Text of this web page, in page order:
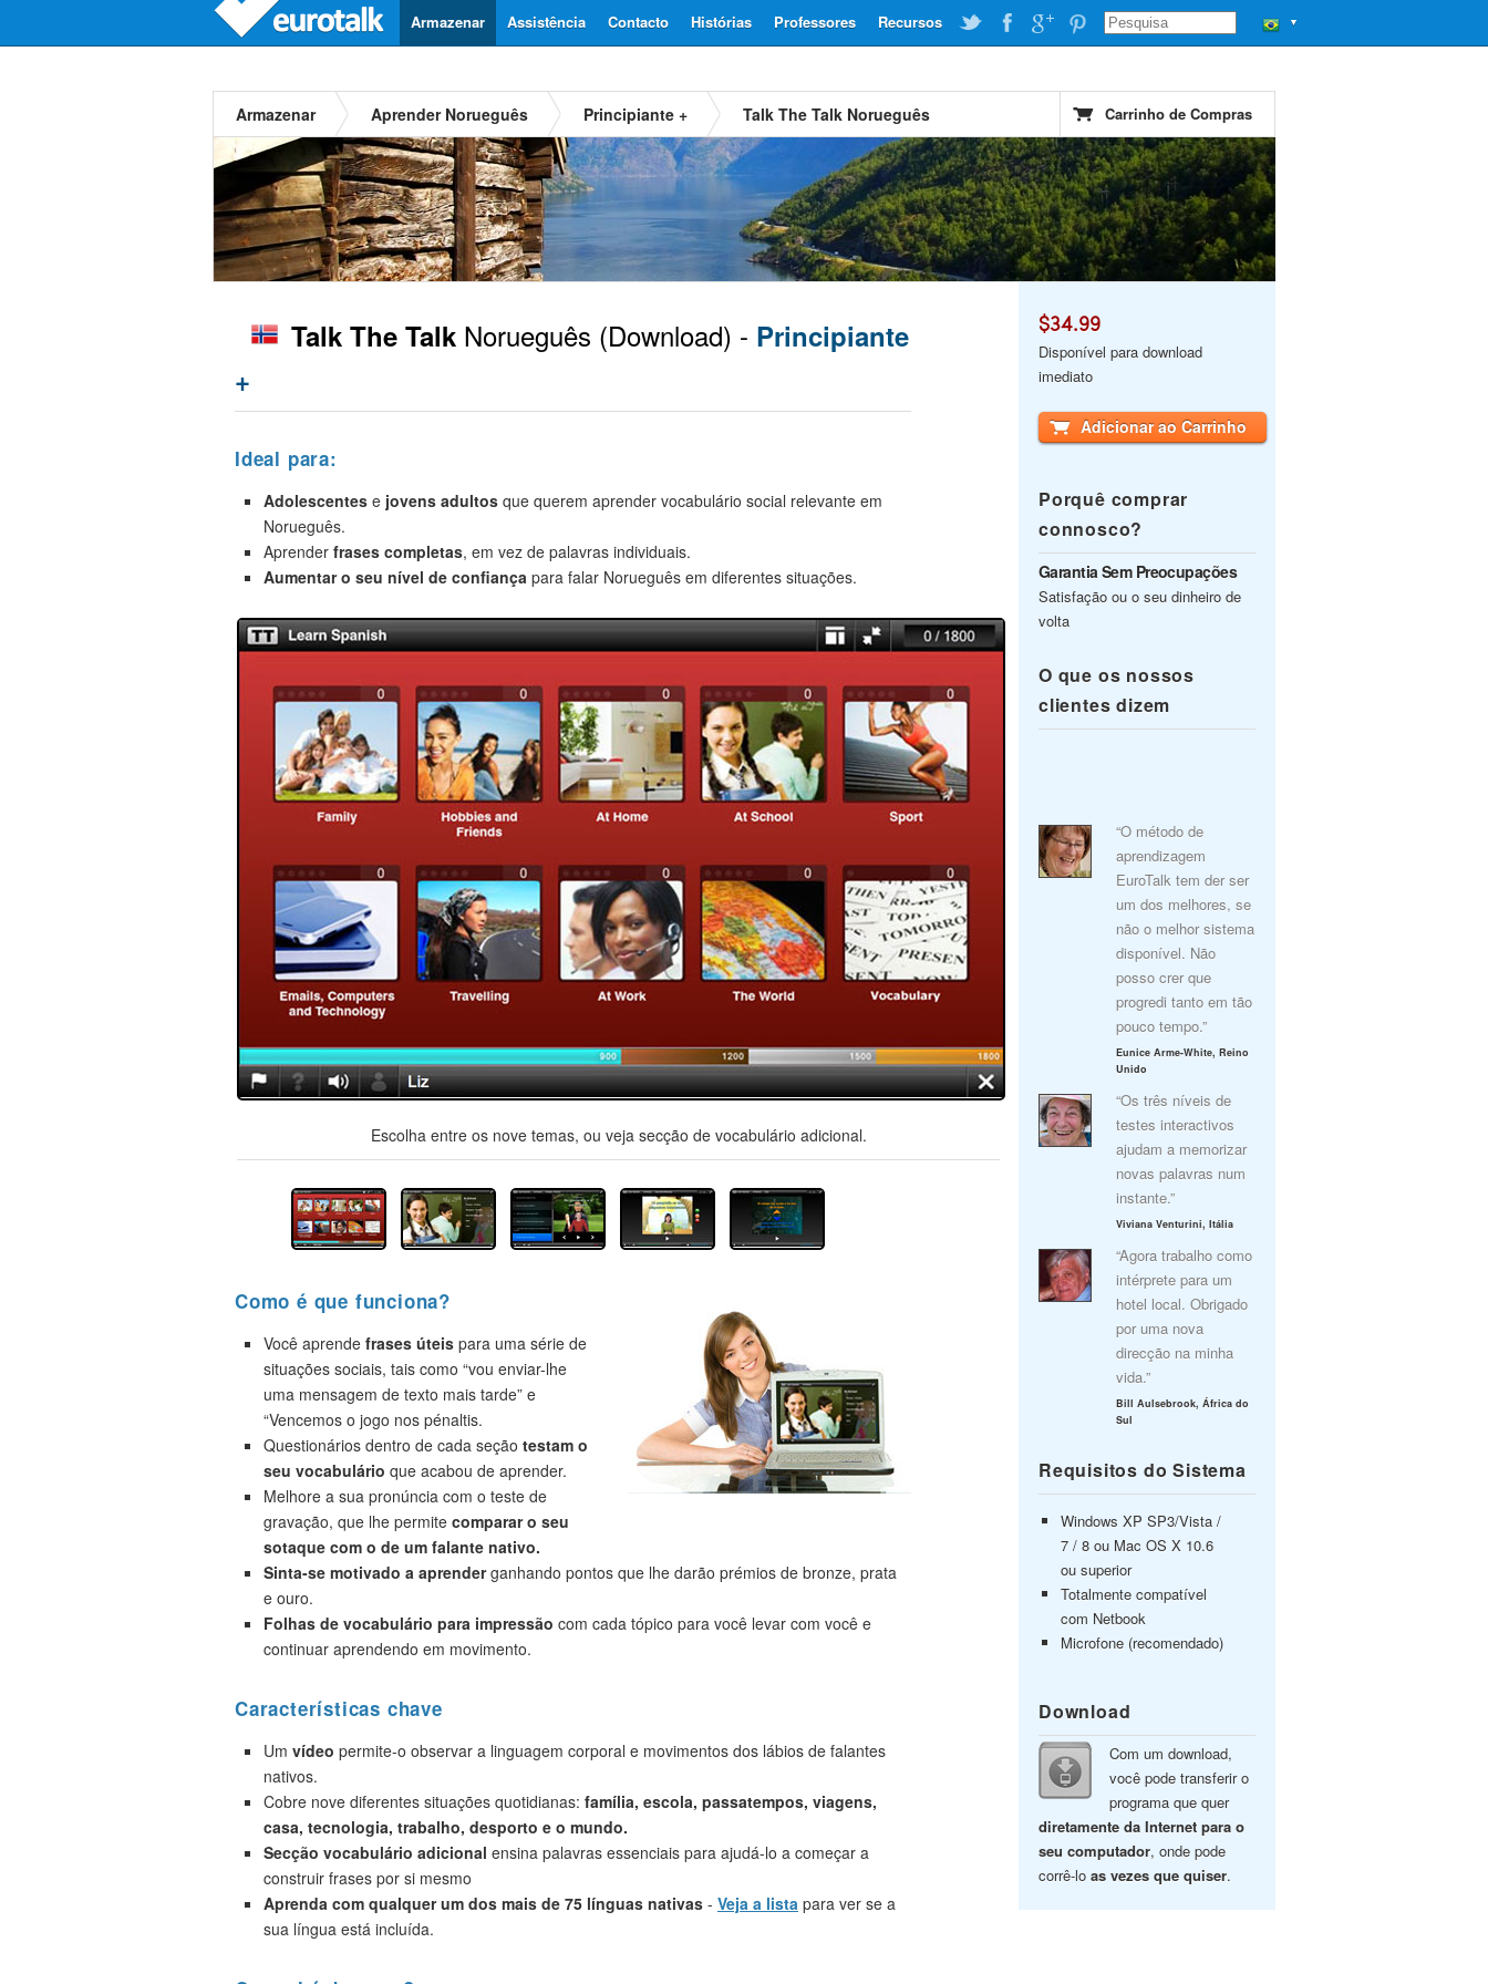
▼
Recursos
Professores
Histórias
Contacto
Assistência
Armazenar
Armazenar Aprender Norueguês Principiante + Talk The Talk Norueguês Carrinho de Compras
Talk The Talk Norueguês (Download) - Principiante
+
Ideal para:
Adolescentes e jovens adultos que querem aprender vocabulário social relevante em
Norueguês.
Aprender frases completas, em vez de palavras individuais.
Aumentar o seu nível de confiança para falar Norueguês em diferentes situações.
Escolha entre os nove temas, ou veja secção de vocabulário adicional.
Como é que funciona?
Você aprende frases úteis para uma série de
situações sociais, tais como “vou enviar-lhe
uma mensagem de texto mais tarde” e
“Vencemos o jogo nos pénaltis.
Questionários dentro de cada seção testam o
seu vocabulário que acabou de aprender.
Melhore a sua pronúncia com o teste de
gravação, que lhe permite comparar o seu
sotaque com o de um falante nativo.
Sinta-se motivado a aprenderganhando pontos que lhe darão prémios de bronze, prata
e ouro.
Folhas de vocabulário para impressão com cada tópico para você levar com você e
continuar aprendendo em movimento.
Características chave
Um vídeo permite-o observar a linguagem corporal e movimentos dos lábios de falantes
nativos.
Cobre nove diferentes situações quotidianas: família, escola, passatempos, viagens,
casa, tecnologia, trabalho, desporto e o mundo.
Secção vocabulário adicional ensina palavras essenciais para ajudá-lo a começar a
construir frases por si mesmo
Aprenda com qualquer um dos mais de 75 línguas nativas - Veja a lista para ver se a
sua língua está incluída.
$34.99
Disponível para download
imediato
Adicionar ao Carrinho
Porquê comprar
connosco?
Garantia Sem Preocupações
Satisfação ou o seu dinheiro de
volta
O que os nossos
clientes dizem
“O método de
aprendizagem
EuroTalk tem der ser
um dos melhores, se
não o melhor sistema
disponível. Não
posso crer que
progredi tanto em tão
pouco tempo.”
Eunice Arme-White, Reino
Unido
“Os três níveis de
testes interactivos
ajudam a memorizar
novas palavras num
instante.”
Viviana Venturini, Itália
“Agora trabalho como
intérprete para um
hotel local. Obrigado
por uma nova
direcção na minha
vida.”
Bill Aulsebrook, África do
Sul
Requisitos do Sistema
Windows XP SP3/Vista /
7 / 8 ou Mac OS X 10.6
ou superior
Totalmente compatível
com Netbook
Microfone (recomendado)
Download
Com um download,
você pode transferir o
programa que quer
diretamente da Internet para o
seu computador, onde pode
corrê-lo as vezes que quiser.